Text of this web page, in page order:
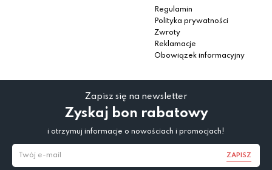
Regulamin
Polityka prywatności
Zwroty
Reklamacje
Obowiązek informacyjny
Zapisz się na newsletter
Zyskaj bon rabatowy
i otrzymuj informacje o nowościach i promocjach!
ZAPISZ